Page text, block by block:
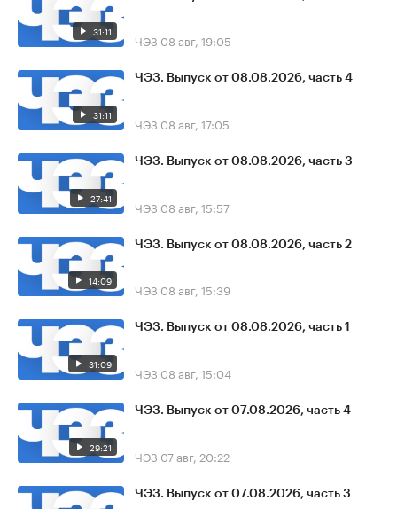
31:11 ЧЭЗ 08 авг, 19:05
31:11
ЧЭЗ. Выпуск от 08.08.2026, часть 4
ЧЭЗ 08 авг, 17:05
27:41
ЧЭЗ. Выпуск от 08.08.2026, часть 3
ЧЭЗ 08 авг, 15:57
14:09
ЧЭЗ. Выпуск от 08.08.2026, часть 2
ЧЭЗ 08 авг, 15:39
31:09
ЧЭЗ. Выпуск от 08.08.2026, часть 1
ЧЭЗ 08 авг, 15:04
29:21
ЧЭЗ. Выпуск от 07.08.2026, часть 4
ЧЭЗ 07 авг, 20:22
ЧЭЗ. Выпуск от 07.08.2026, часть 3